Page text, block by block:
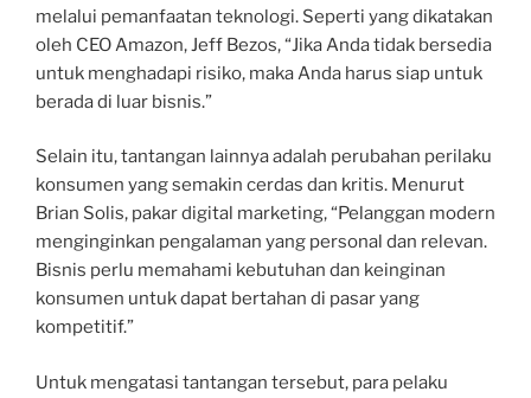
melalui pemanfaatan teknologi. Seperti yang dikatakan
oleh CEO Amazon, Jeff Bezos, “Jika Anda tidak bersedia
untuk menghadapi risiko, maka Anda harus siap untuk
berada di luar bisnis.”
Selain itu, tantangan lainnya adalah perubahan perilaku
konsumen yang semakin cerdas dan kritis. Menurut
Brian Solis, pakar digital marketing, “Pelanggan modern
menginginkan pengalaman yang personal dan relevan.
Bisnis perlu memahami kebutuhan dan keinginan
konsumen untuk dapat bertahan di pasar yang
kompetitif.”
Untuk mengatasi tantangan tersebut, para pelaku